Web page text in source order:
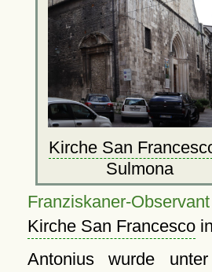
Kirche San
Sulmona
Franziskaner-Observant
Kirche San Francesco
Antonius wurde